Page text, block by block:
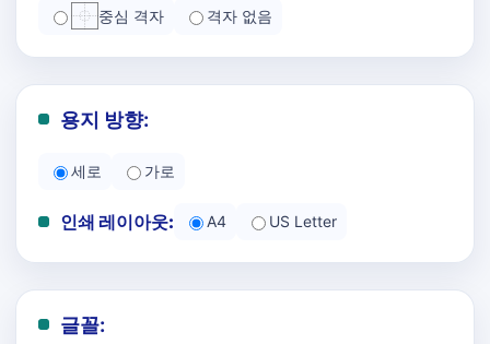
중심 격자 격자 없음
용지 방향:
세로 가로
인쇄 레이아웃: A4 US Letter
글꼴: